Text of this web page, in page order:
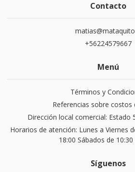
Contacto
+56224579667
Menú
Términos y
Referencias sobre costos
Dirección local comercial: Estado
Horarios de atención: Lunes a Viernes
18:00 Sábados de 10:30
Síguenos